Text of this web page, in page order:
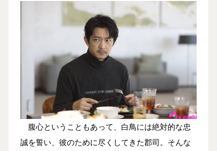
腹心ということもあって、白鳥には絶対的な忠
誠を誓い、彼のために尽くしてきた郡司。そんな